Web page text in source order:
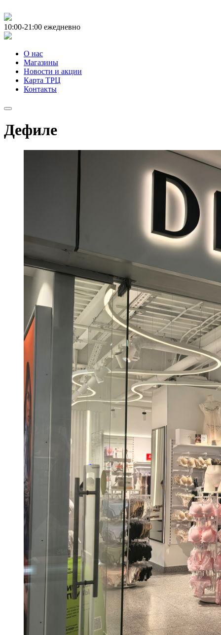
10:00-21:00 ежедневно
О нас
Магазины
Новости и акции
Карта ТРЦ
Контакты
Дефиле